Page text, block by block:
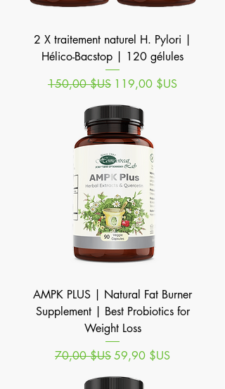
2 X traitement naturel H. Pylori |
Hélico-Bacstop | 120 gélules
Prix original
150,00 $US Prix promotionnel
119,00 $US
AMPK PLUS | Natural Fat Burner
Supplement | Best Probiotics for
Weight Loss
Prix original
70,00 $USPrix promotionnel
59,90 $US